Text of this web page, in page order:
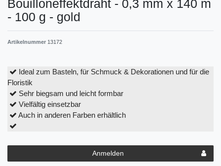
Bouilloneffektdraht - 0,3 mm x 140 m
- 100 g - gold
Artikelnummer 13172
Ideal zum Basteln, für Schmuck & Dekorationen und für die
Floristik
Sehr biegsam und leicht formbar
Vielfältig einsetzbar
Auch in anderen Farben erhältlich
Anmelden